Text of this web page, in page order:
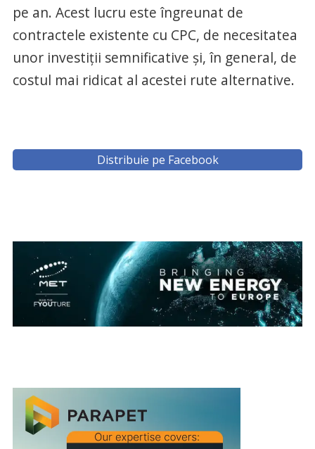
pe an. Acest lucru este îngreunat de
contractele existente cu CPC, de necesitatea
unor investiții semnificative și, în general, de
costul mai ridicat al acestei rute alternative.
Distribuie pe Facebook